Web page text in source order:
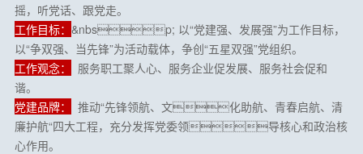
摇，听党话、跟党走。
工作目标： &nbsp; 以“党建强、发展强”为工作目标，
以“争双强、当先锋”为活动载体，争创“五星双强”党组织。
工作观念：
服务职工聚人心、服务企业促发展、服务社会促和
谐。
党建品牌：
推动“先锋领航、文化助航、青春启航、清
廉护航“四大工程，充分发挥党委领导核心和政治核
心作用。